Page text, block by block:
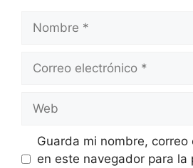
electrónico
Guarda mi nombre,
en este navegador para la